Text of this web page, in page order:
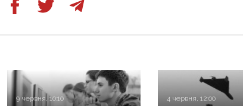
9 червня, 10:10 4 червня, 12:00